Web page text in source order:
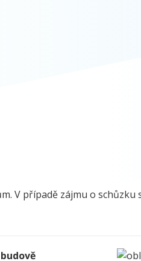
V případě zájmu o schůzku